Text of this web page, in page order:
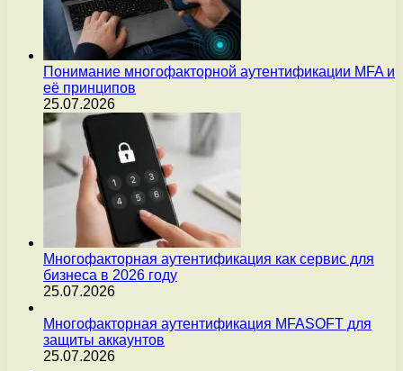
Понимание многофакторной аутентификации MFA и
её принципов
25.07.2026
Многофакторная аутентификация как сервис для
бизнеса в 2026 году
25.07.2026
Многофакторная аутентификация MFASOFT для
защиты аккаунтов
25.07.2026